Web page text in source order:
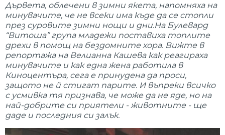
Дървета, облечени в зимни якета, напомняха на
минувачите, че не всеки има къде да се стопли
през суровите зимни нощи и дни.На Булевард
“Витоша” група младежи поставиха топлите
дрехи в помощ на бездомните хора. Вижте в
репортажа на Велианна Кашева как реагираха
минувачите и как една жена работила в
Киноцентъра, сега е принудена да проси,
защото не й стигат парите. И въпреки всичко
с усмивка тя признава, че може да не яде, но на
най-добрите си приятели - животните - ще
даде и последния си залък.